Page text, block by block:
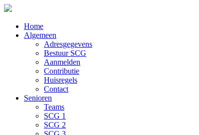
Home
Algemeen
Adresgegevens
Bestuur SCG
Aanmelden
Contributie
Huisregels
Contact
Senioren
Teams
SCG 1
SCG 2